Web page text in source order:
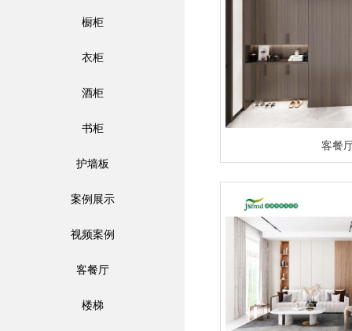
橱柜
衣柜
酒柜
书柜
护墙板
案例展示
视频案例
客餐厅
楼梯
客餐